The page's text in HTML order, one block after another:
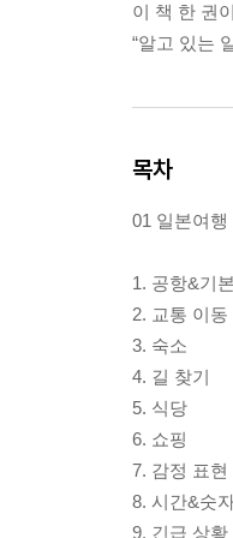
이 책 한 권
“알고 있는
목차
01 일본여
1. 공항&기
2. 교통 이동
3. 숙소
4. 길 찾기
5. 식당
6. 쇼핑
7. 감정 표현
8. 시간&숫
9. 긴급 상황